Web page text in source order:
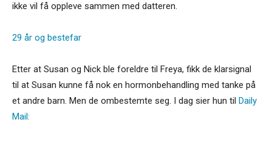
ikke vil få oppleve sammen med datteren.
29 år og bestefar
Etter at Susan og Nick ble foreldre til Freya, fikk de klarsignal
til at Susan kunne få nok en hormonbehandling med tanke på
et andre barn. Men de ombestemte seg. I dag sier hun til Daily
Mail: